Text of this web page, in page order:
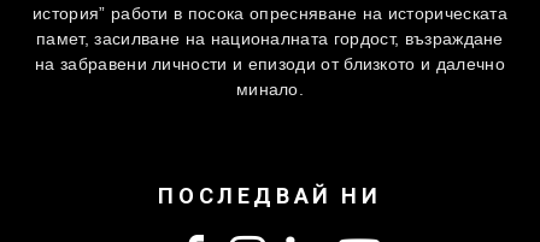
история” работи в посока опресняване на историческата
памет, засилване на националната гордост, възраждане
на забравени личности и епизоди от близкото и далечно
минало.
ПОСЛЕДВАЙ НИ